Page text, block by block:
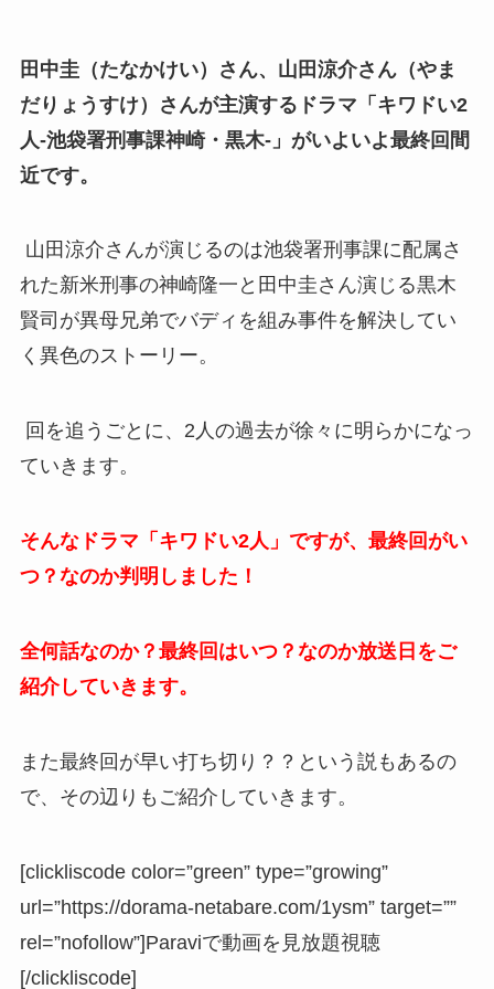
田中圭（たなかけい）さん、山田涼介さん（やま
だりょうすけ）さんが主演するドラマ「キワドい2
人-池袋署刑事課神崎・黒木-」がいよいよ最終回間
近です。
山田涼介さんが演じるのは池袋署刑事課に配属さ
れた新米刑事の神崎隆一と田中圭さん演じる黒木
賢司が異母兄弟でバディを組み事件を解決してい
く異色のストーリー。
回を追うごとに、2人の過去が徐々に明らかになっ
ていきます。
そんなドラマ「キワドい2人」ですが、最終回がい
つ？なのか判明しました！
全何話なのか？最終回はいつ？なのか放送日をご
紹介していきます。
また最終回が早い打ち切り？？という説もあるの
で、その辺りもご紹介していきます。
[clickliscode color=”green” type=”growing”
url=”https://dorama-netabare.com/1ysm” target=””
rel=”nofollow”]Paraviで動画を見放題視聴
[/clickliscode]